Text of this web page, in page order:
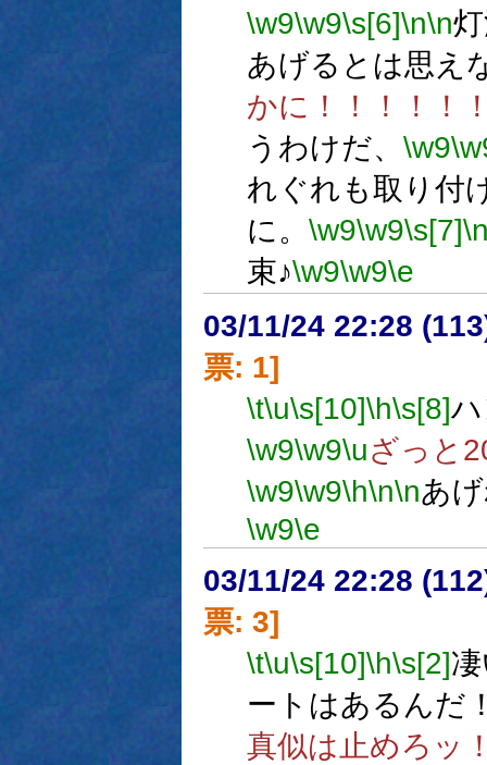
\w9\w9\s[6]\n\n
あげるとは思え
かに！！！！！
うわけだ、 \w9
れぐれも取り付
に。 \w9\w9\s[7]
束♪\w9\w9\e
03/11/24 22:28
票: 1]
\t\u\s[10]\h\s[8]
\w9\w9\uざっと
\w9\w9\h\n\nあ
\w9\e
03/11/24 22:28
票: 3]
\t\u\s[10]\h\s[2]
ートはあるんだ
真似は止めろッ